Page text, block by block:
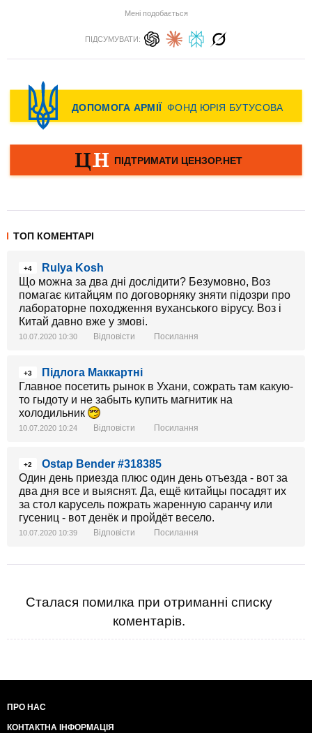
Мені подобається
ПІДСУМУВАТИ:
ТОП КОМЕНТАРІ
+4
Rulya Kosh
Що можна за два дні дослідити? Безумовно, Воз
помагає китайцям по договорняку зняти підозри про
лабораторне походження вуханського вірусу. Воз і
Китай давно вже у змові.
10.07.2020 10:30 Відповісти Посилання
+3
Підлога Маккартні
Главное посетить рынок в Ухани, сожрать там какую-
то гыдоту и не забыть купить магнитик на
холодильник
10.07.2020 10:24 Відповісти Посилання
+2
Ostap Bender #318385
Один день приезда плюс один день отъезда - вот за
два дня все и выяснят. Да, ещё китайцы посадят их
за стол карусель пожрать жаренную саранчу или
гусениц - вот денёк и пройдёт весело.
10.07.2020 10:39 Відповісти Посилання
Сталася помилка при отриманні списку
коментарів.
ПРО НАС
КОНТАКТНА ІНФОРМАЦІЯ